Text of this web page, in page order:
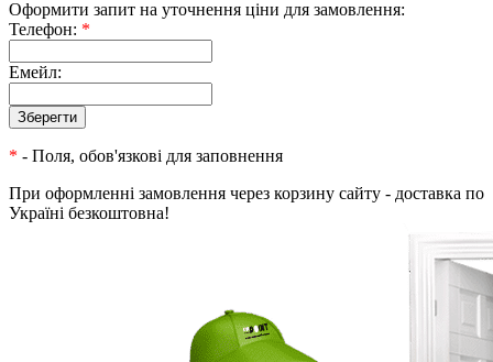
Оформити запит на уточнення ціни для замовлення:
Телефон: *
Емейл:
* - Поля, обов'язкові для заповнення
При оформленні замовлення через корзину сайту - доставка по
Україні безкоштовна!